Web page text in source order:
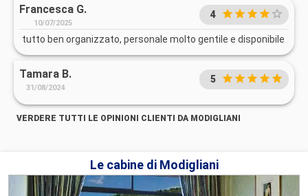
Francesca G.
10/07/2025
4
tutto ben organizzato, personale molto gentile e disponibile
Tamara B.
31/08/2024
5
VERDERE TUTTI LE OPINIONI CLIENTI DA MODIGLIANI
Le cabine di Modigliani